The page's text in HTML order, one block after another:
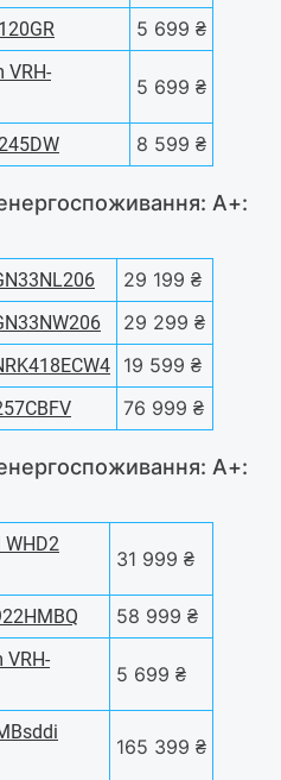
5 699 ₴
VRH-
5 699 ₴
8 599 ₴
A+:
29 199 ₴
29 299 ₴
19 599 ₴
76 999 ₴
A+:
31 999 ₴
58 999 ₴
5 699 ₴
165 399 ₴